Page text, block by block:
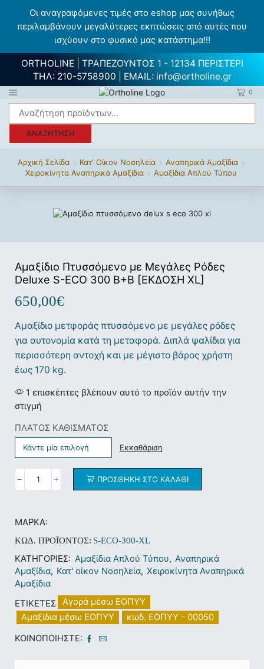
Οι αναγραφόμενες τιμές στο eshop μας συνήθως
περιλαμβάνουν μεγαλύτερες εκπτώσεις από αυτές που
ισχύουν στο φυσικό μας κατάστημα!!!
ORTHOLINE | ΤΡΑΠΕΖΟΥΝΤΟΣ 1 - 12134 ΠΕΡΙΣΤΕΡΙ
ΤΗΛ: 210-5758900 | EMAIL: info@ortholine.gr
0
ΑΝΑΖΉΤΗΣΗ
Αρχική Σελίδα Κατ' Οίκον Νοσηλεία
Αναπηρικά Αμαξίδια
Χειροκίνητα Αναπηρικά Αμαξίδια
Αμαξίδια Απλού Τύπου
Αμαξίδιο Πτυσσόμενο με Μεγάλες Ρόδες
Deluxe S-ECO 300 B+B [ΕΚΔΟΣΗ XL]
650,00€
Αμαξίδιο μετφοράς πτυσσόμενο με μεγάλες ρόδες
για αυτονομία κατά τη μεταφορά. Διπλά ψαλίδια για
περισσότερη αντοχή και με μέγιστο βάρος χρήστη
έως 170 kg.
1 επισκέπτες βλέπουν αυτό το προϊόν αυτήν την
στιγμή
ΠΛΑΤΟΣ ΚΑΘΙΣΜΑΤΟΣ
Εκκαθάριση
ΠΡΟΣΘΉΚΗ ΣΤΟ ΚΑΛΆΘΙ
ΜΆΡΚΑ:
ΚΩΔ. ΠΡΟΪΌΝΤΟΣ: S-ECO-300-XL
ΚΑΤΗΓΟΡΊΕΣ: Αμαξίδια Απλού Τύπου, Αναπηρικά
Αμαξίδια, Κατ' οίκον Νοσηλεία, Χειροκίνητα Αναπηρικά
Αμαξίδια
ΕΤΙΚΈΤΕΣ
Αγορά μέσω ΕΟΠΥΥ
Αμαξίδια μέσω ΕΟΠΥΥ
κωδ. ΕΟΠΥΥ - 00050
ΚΟΙΝΟΠΟΙΉΣΤΕ: